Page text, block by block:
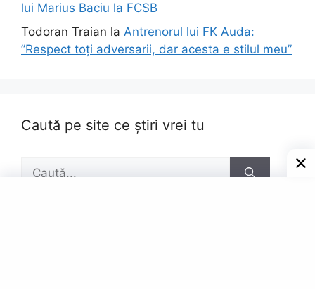
lui Marius Baciu la FCSB
Todoran Traian la Antrenorul lui FK Auda:
”Respect toți adversarii, dar acesta e stilul meu”
Caută pe site ce știri vrei tu
după: